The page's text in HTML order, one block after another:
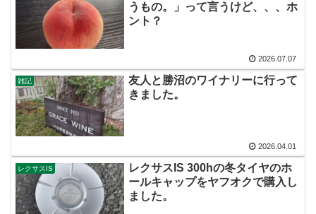
うもの。」って言うけど、、、ホ
ント？
2026.07.07
雑記
友人と勝沼のワイナリーに行って
きました。
2026.04.01
レクサスIS
レクサスIS 300hの冬タイヤのホ
ールキャップをヤフオクで購入し
ました。